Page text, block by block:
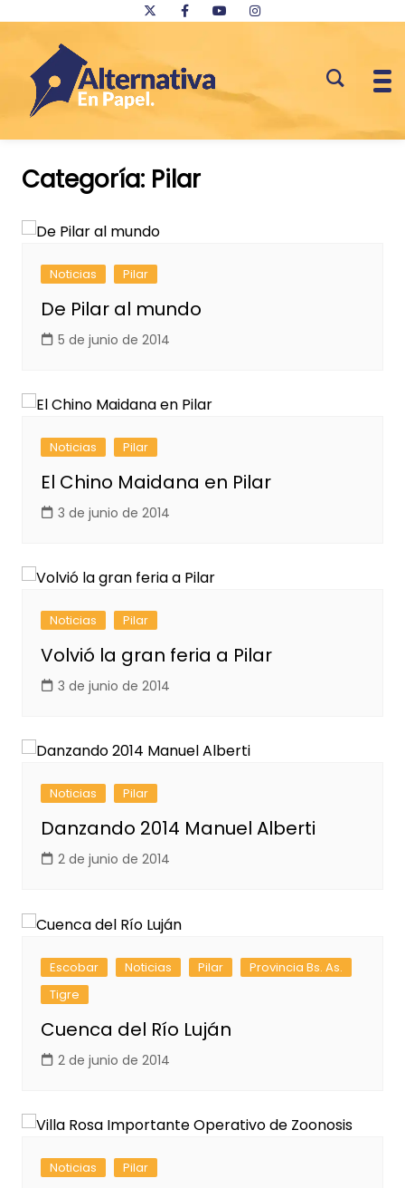
Categoría: Pilar
Noticias Pilar
De Pilar al mundo
5 de junio de 2014
Noticias Pilar
El Chino Maidana en Pilar
3 de junio de 2014
Noticias Pilar
Volvió la gran feria a Pilar
3 de junio de 2014
Noticias Pilar
Danzando 2014 Manuel Alberti
2 de junio de 2014
Escobar Noticias Pilar
Provincia Bs. As.
Tigre
Cuenca del Río Luján
2 de junio de 2014
Noticias Pilar